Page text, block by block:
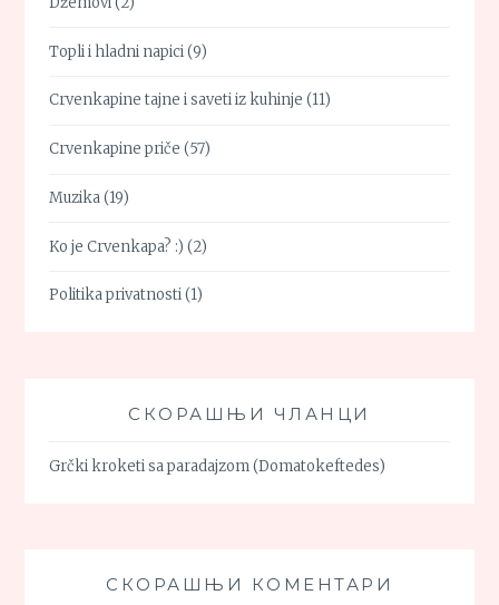
Topli i hladni napici(9)
Crvenkapine tajne i saveti iz kuhinje (11)
Crvenkapine priče (57)
Muzika(19)
Ko je Crvenkapa? :) (2)
Politika privatnosti(1)
СКОРАШЊИ ЧЛАНЦИ
Grčki kroketi sa paradajzom (Domatokeftedes)
СКОРАШЊИ КОМЕНТАРИ